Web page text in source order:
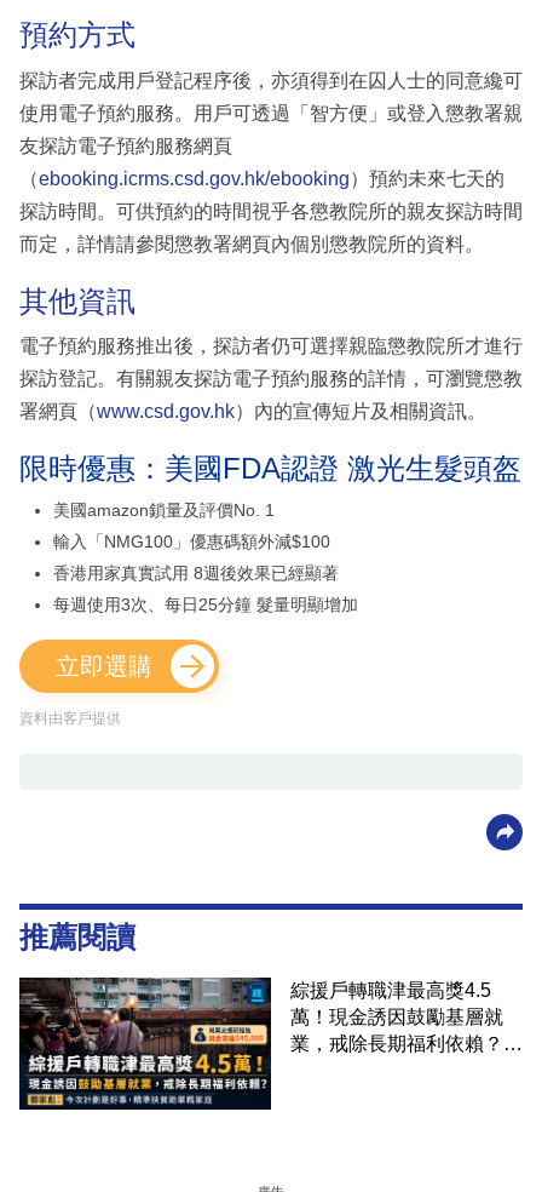
預約方式
探訪者完成用戶登記程序後，亦須得到在囚人士的同意纔可
使用電子預約服務。用戶可透過「智方便」或登入懲教署親
友探訪電子預約服務網頁
（ebooking.icrms.csd.gov.hk/ebooking）預約未來七天的
探訪時間。可供預約的時間視乎各懲教院所的親友探訪時間
而定，詳情請參閱懲教署網頁內個別懲教院所的資料。
其他資訊
電子預約服務推出後，探訪者仍可選擇親臨懲教院所才進行
探訪登記。有關親友探訪電子預約服務的詳情，可瀏覽懲教
署網頁（www.csd.gov.hk）內的宣傳短片及相關資訊。
限時優惠：美國FDA認證 激光生髮頭盔
美國amazon鎖量及評價No. 1
輸入「NMG100」優惠碼額外減$100
香港用家真實試用 8週後效果已經顯著
每週使用3次、每日25分鐘 髮量明顯增加
立即選購
資料由客戶提供
推薦閱讀
綜援戶轉職津最高獎4.5
萬！現金誘因鼓勵基層就
業，戒除長期福利依賴？鄧